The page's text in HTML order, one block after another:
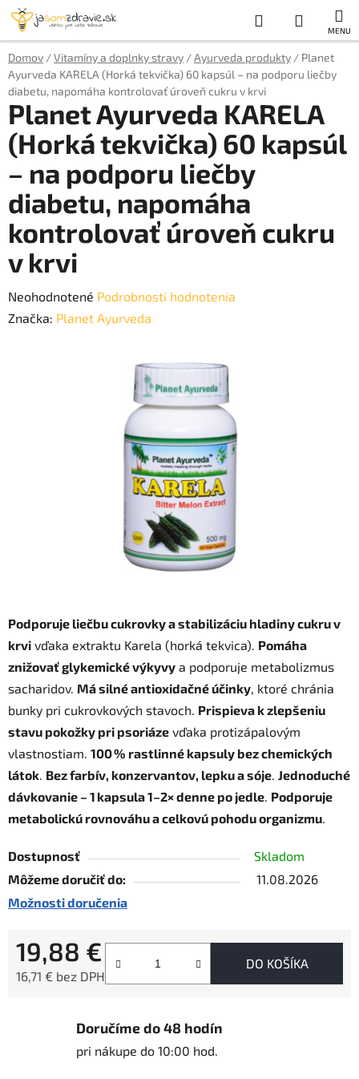
Prejsť
obsah
Hľadať
KOŠÍK
Domov /Vitamíny a doplnky stravy /Ayurveda produkty / Planet
Ayurveda KARELA (Horká tekvička) 60 kapsúl – na podporu liečby
diabetu, napomáha kontrolovať úroveň cukru v krvi
Podporuje liečbu cukrovky a stabilizáciu hladiny cukru v
krvi vďaka extraktu Karela (horká tekvica). Pomáha
znižovať glykemické výkyvy a podporuje metabolizmus
sacharidov. Má silné antioxidačné účinky, ktoré chránia
bunky pri cukrovkových stavoch. Prispieva k zlepšeniu
stavu pokožky pri psoriáze vďaka protizápalovým
vlastnostiam. 100 % rastlinné kapsuly bez chemických
látok. Bez farbív, konzervantov, lepku a sóje. Jednoduché
dávkovanie – 1 kapsula 1–2× denne po jedle. Podporuje
metabolickú rovnováhu a celkovú pohodu organizmu.
Dostupnosť
Skladom
Môžeme doručiť do:
11.08.2026
Možnosti doručenia
19,88 €
16,71 € bez DPH
DO KOŠÍKA
Planet Ayurveda KARELA
(Horká tekvička) 60 kapsúl
– na podporu liečby
diabetu, napomáha
kontrolovať úroveň cukru
v krvi
Priemerné
hodnotenie
Neohodnotené Podrobnosti hodnotenia
Značka: Planet Ayurveda
Doručíme do 48 hodín
pri nákupe do 10:00 hod.